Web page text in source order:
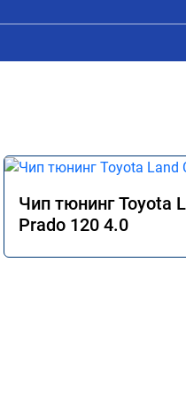
Чип тюнинг Toyota
Prado 120 4.0